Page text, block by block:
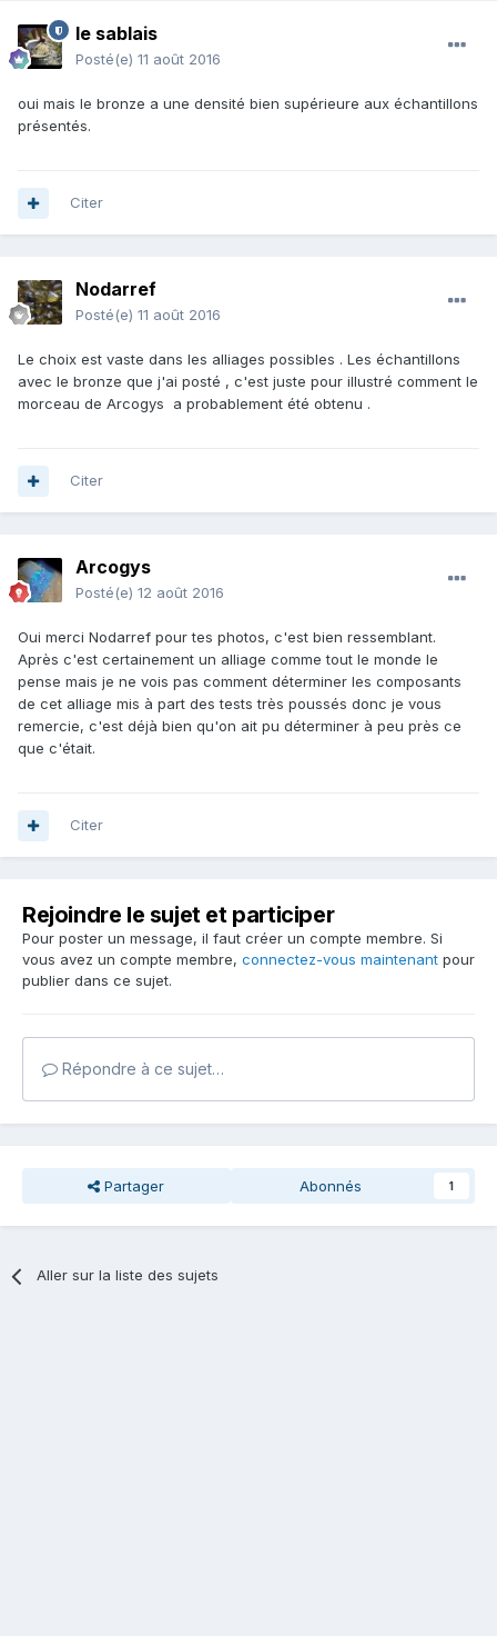
le sablais
Posté(e) 11 août 2016
oui mais le bronze a une densité bien supérieure aux échantillons
présentés.
Citer
Nodarref
Posté(e) 11 août 2016
Le choix est vaste dans les alliages possibles . Les échantillons
avec le bronze que j'ai posté , c'est juste pour illustré comment le
morceau de Arcogys a probablement été obtenu .
Citer
Arcogys
Posté(e) 12 août 2016
Oui merci Nodarref pour tes photos, c'est bien ressemblant.
Après c'est certainement un alliage comme tout le monde le
pense mais je ne vois pas comment déterminer les composants
de cet alliage mis à part des tests très poussés donc je vous
remercie, c'est déjà bien qu'on ait pu déterminer à peu près ce
que c'était.
Citer
Rejoindre le sujet et participer
Pour poster un message, il faut créer un compte membre. Si
vous avez un compte membre, connectez-vous maintenant pour
publier dans ce sujet.
Répondre à ce sujet…
Partager Abonnés 1
Aller sur la liste des sujets